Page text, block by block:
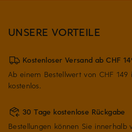
UNSERE VORTEILE
Kostenloser Versand ab CHF
Ab einem Bestellwert von CHF
kostenlos.
30 Tage kostenlose Rückgabe
Bestellungen können Sie innerhalb